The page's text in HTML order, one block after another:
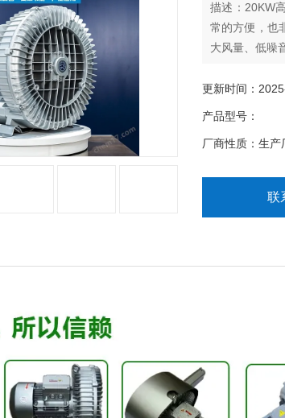
描述：20KW
常的方便，也
大风量、低噪
更新时间：
产品型号：
厂商性质：生产
联